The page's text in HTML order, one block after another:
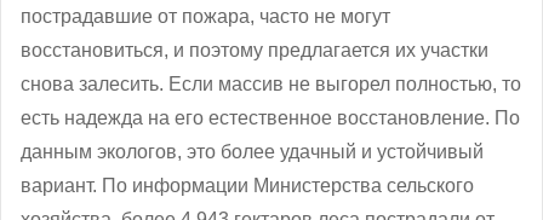
пострадавшие от пожара, часто не могут
восстановиться, и поэтому предлагается их участки
снова залесить. Если массив не выгорел полностью, то
есть надежда на его естественное восстановление. По
данным экологов, это более удачный и устойчивый
вариант. По информации Министерства сельского